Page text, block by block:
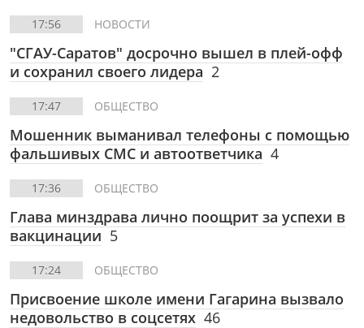
17:56 НОВОСТИ
"СГАУ-Саратов" досрочно вышел в плей-офф
и сохранил своего лидера 2
17:47 ОБЩЕСТВО
Мошенник выманивал телефоны с помощью
фальшивых СМС и автоответчика 4
17:36 ОБЩЕСТВО
Глава минздрава лично поощрит за успехи в
вакцинации 5
17:24 ОБЩЕСТВО
Присвоение школе имени Гагарина вызвало
недовольство в соцсетях 46